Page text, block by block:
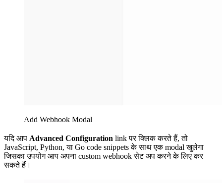
Add Webhook Modal
यदि आप Advanced Configuration link पर क्लिक करते हैं, तो
JavaScript, Python, या Go code snippets के साथ एक modal खुलेगा
जिसका उपयोग आप अपना custom webhook सेट अप करने के लिए कर
सकते हैं।